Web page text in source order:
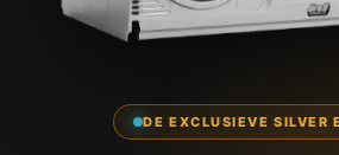
DE EXCLUSIEVE SILVER